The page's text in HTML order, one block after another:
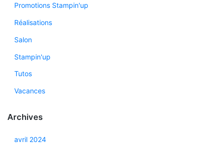
Promotions Stampin'up
Réalisations
Salon
Stampin'up
Tutos
Vacances
Archives
avril 2024